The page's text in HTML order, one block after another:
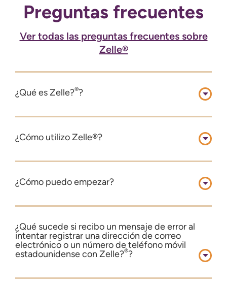
Preguntas frecuentes
Ver todas las preguntas frecuentes sobre
Zelle®
¿Qué es Zelle?®?
¿Cómo utilizo Zelle®?
¿Cómo puedo empezar?
¿Qué sucede si recibo un mensaje de error al
intentar registrar una dirección de correo
electrónico o un número de teléfono móvil
estadounidense con Zelle?®?